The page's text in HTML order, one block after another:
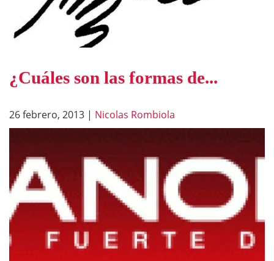
¿Cuáles son las formas de...
26 febrero, 2013 | Nicolas Rombiola